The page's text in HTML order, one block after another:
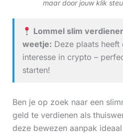
maar door jouw klik
Lommel slim
weetje: Deze plaats
interesse in crypto –
starten!
Ben je op zoek naar een
geld te verdienen als
deze bewezen aanpak